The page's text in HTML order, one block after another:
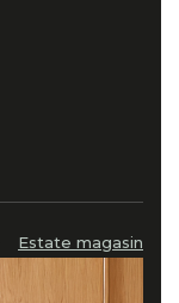
Estate magasin